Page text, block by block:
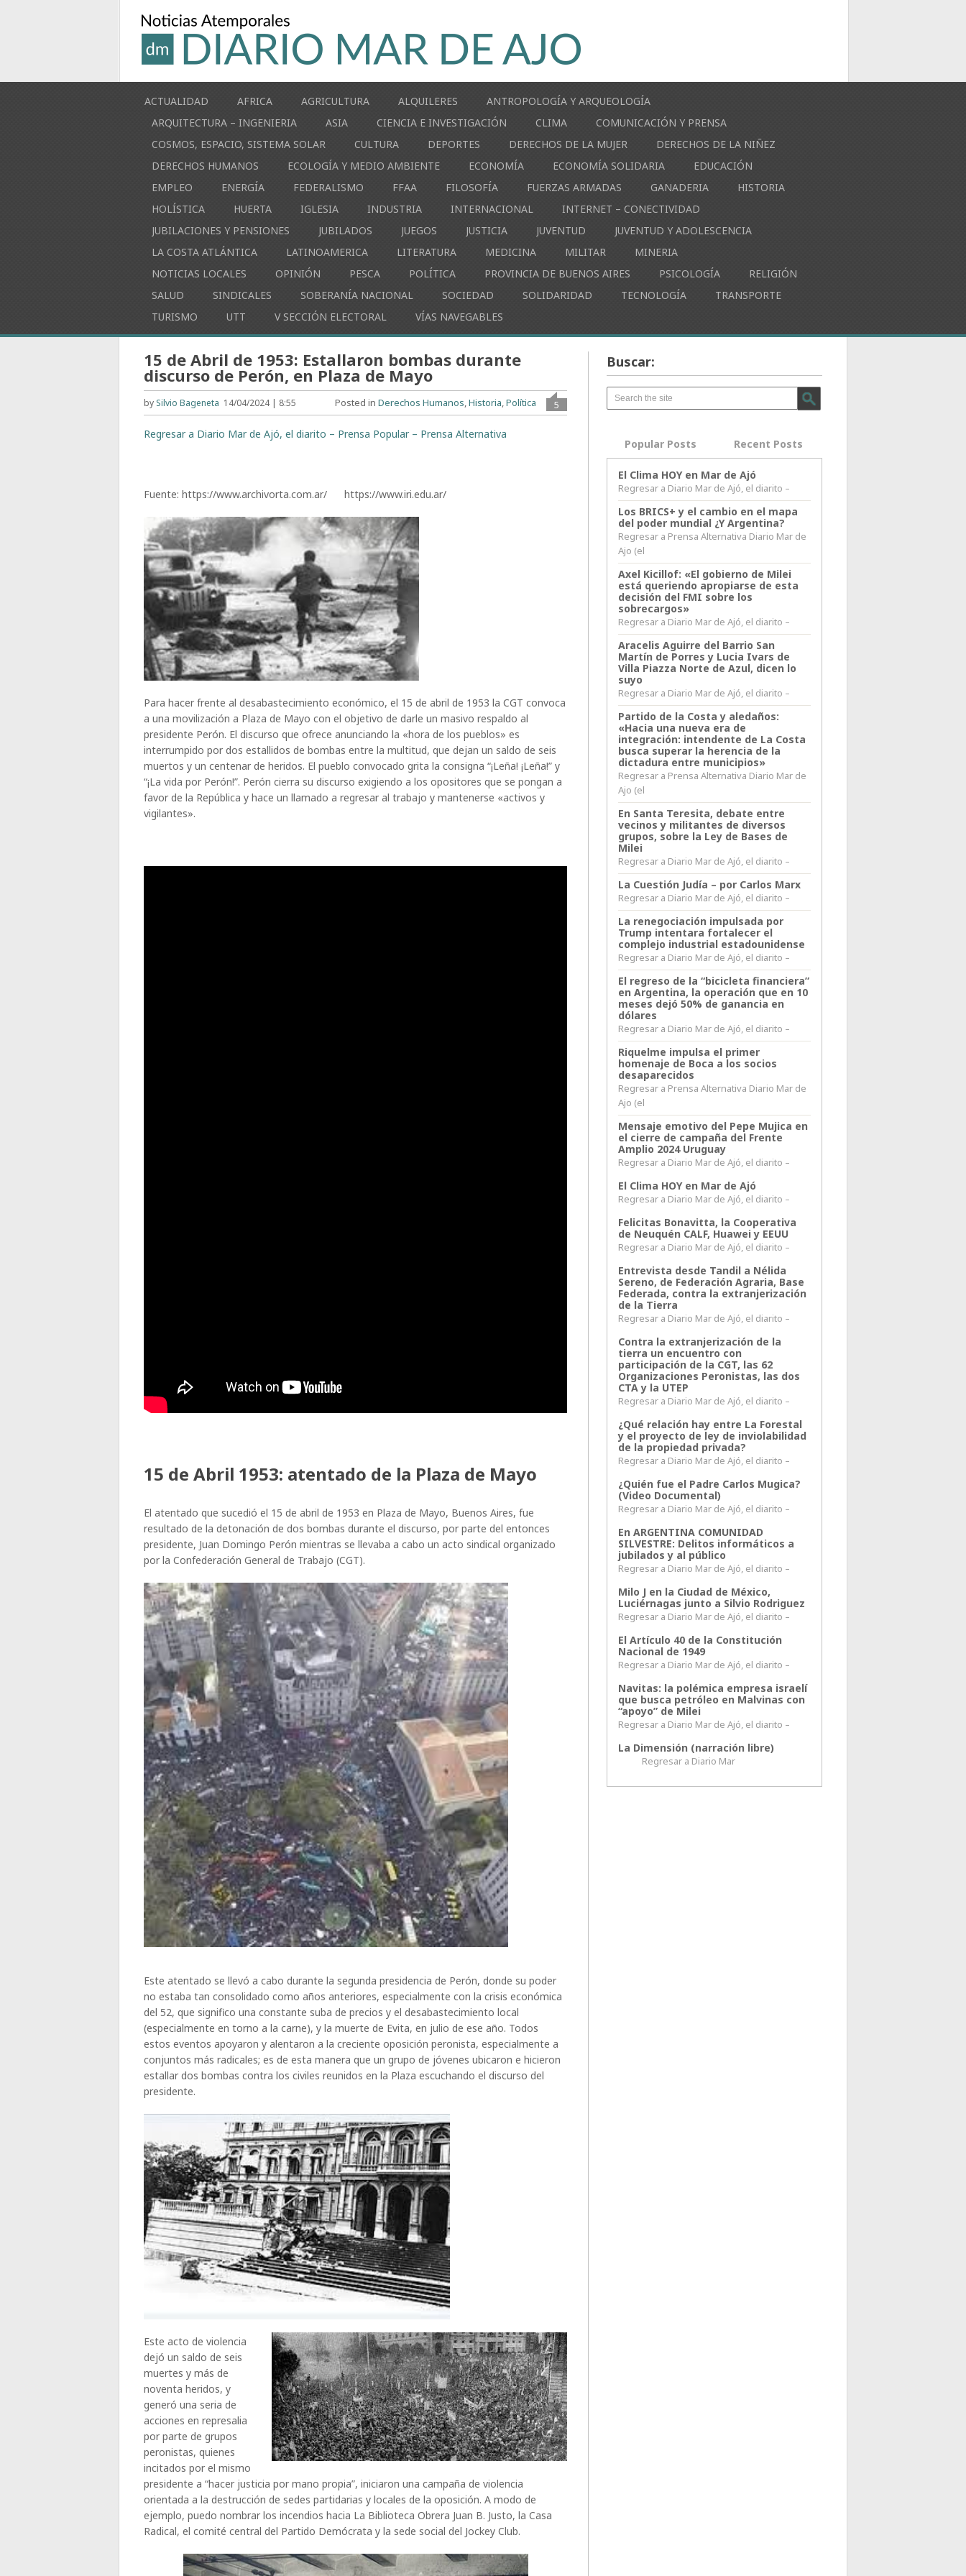
ACTUALIDAD AFRICA AGRICULTURA ALQUILERES
ANTROPOLOGÍA Y ARQUEOLOGÍA
ARQUITECTURA – INGENIERIA
ASIA CIENCIA E INVESTIGACIÓN CLIMA
COMUNICACIÓN Y PRENSA
COSMOS, ESPACIO, SISTEMA SOLAR
CULTURA DEPORTES DERECHOS DE LA MUJER
DERECHOS DE LA NIÑEZ
DERECHOS HUMANOS
ECOLOGÍA Y MEDIO AMBIENTE ECONOMÍA ECONOMÍA SOLIDARIA
EDUCACIÓN
EMPLEO
ENERGÍA FEDERALISMO FFAA FILOSOFÍA FUERZAS ARMADAS GANADERIA
HISTORIA
HOLÍSTICA
HUERTA IGLESIA INDUSTRIA INTERNACIONAL
INTERNET – CONECTIVIDAD
JUBILACIONES Y PENSIONES
JUBILADOS JUEGOS JUSTICIA JUVENTUD
JUVENTUD Y ADOLESCENCIA
LA COSTA ATLÁNTICA
LATINOAMERICA LITERATURA MEDICINA MILITAR
MINERIA
NOTICIAS LOCALES
OPINIÓN PESCA POLÍTICA PROVINCIA DE BUENOS AIRES PSICOLOGÍA
RELIGIÓN
SALUD
SINDICALES SOBERANÍA NACIONAL SOCIEDAD SOLIDARIDAD TECNOLOGÍA
TRANSPORTE
TURISMO
UTT V SECCIÓN ELECTORAL VÍAS NAVEGABLES
15 de Abril de 1953: Estallaron bombas durante
discurso de Perón, en Plaza de Mayo
by Silvio Bageneta 14/04/2024 | 8:55 5
Posted inDerechos Humanos,Historia,Política
Regresar a Diario Mar de Ajó, el diarito – Prensa Popular – Prensa Alternativa
Fuente: https://www.archivorta.com.ar/ https://www.iri.edu.ar/
Para hacer frente al desabastecimiento económico, el 15 de abril de 1953 la CGT convoca
a una movilización a Plaza de Mayo con el objetivo de darle un masivo respaldo al
presidente Perón. El discurso que ofrece anunciando la «hora de los pueblos» es
interrumpido por dos estallidos de bombas entre la multitud, que dejan un saldo de seis
muertos y un centenar de heridos. El pueblo convocado grita la consigna “¡Leña! ¡Leña!” y
“¡La vida por Perón!”. Perón cierra su discurso exigiendo a los opositores que se pongan a
favor de la República y hace un llamado a regresar al trabajo y mantenerse «activos y
vigilantes».
15 de Abril 1953: atentado de la Plaza de Mayo
El atentado que sucedió el 15 de abril de 1953 en Plaza de Mayo, Buenos Aires, fue
resultado de la detonación de dos bombas durante el discurso, por parte del entonces
presidente, Juan Domingo Perón mientras se llevaba a cabo un acto sindical organizado
por la Confederación General de Trabajo (CGT).
Este atentado se llevó a cabo durante la segunda presidencia de Perón, donde su poder
no estaba tan consolidado como años anteriores, especialmente con la crisis económica
del 52, que significo una constante suba de precios y el desabastecimiento local
(especialmente en torno a la carne), y la muerte de Evita, en julio de ese año. Todos
estos eventos apoyaron y alentaron a la creciente oposición peronista, especialmente a
conjuntos más radicales; es de esta manera que un grupo de jóvenes ubicaron e hicieron
estallar dos bombas contra los civiles reunidos en la Plaza escuchando el discurso del
presidente.
Este acto de violencia
dejó un saldo de seis
muertes y más de
noventa heridos, y
generó una seria de
acciones en represalia
por parte de grupos
peronistas, quienes
incitados por el mismo
presidente a “hacer justicia por mano propia”, iniciaron una campaña de violencia
orientada a la destrucción de sedes partidarias y locales de la oposición. A modo de
ejemplo, puedo nombrar los incendios hacia La Biblioteca Obrera Juan B. Justo, la Casa
Radical, el comité central del Partido Demócrata y la sede social del Jockey Club.
Buscar:
Popular Posts Recent Posts
El Clima HOY en Mar de Ajó
Regresar a Diario Mar de Ajó, el diarito –
Los BRICS+ y el cambio en el mapa
del poder mundial ¿Y Argentina?
Regresar a Prensa Alternativa Diario Mar de
Ajo (el
Axel Kicillof: «El gobierno de Milei
está queriendo apropiarse de esta
decisión del FMI sobre los
sobrecargos»
Regresar a Diario Mar de Ajó, el diarito –
Aracelis Aguirre del Barrio San
Martín de Porres y Lucia Ivars de
Villa Piazza Norte de Azul, dicen lo
suyo
Regresar a Diario Mar de Ajó, el diarito –
Partido de la Costa y aledaños:
«Hacia una nueva era de
integración: intendente de La Costa
busca superar la herencia de la
dictadura entre municipios»
Regresar a Prensa Alternativa Diario Mar de
Ajo (el
En Santa Teresita, debate entre
vecinos y militantes de diversos
grupos, sobre la Ley de Bases de
Milei
Regresar a Diario Mar de Ajó, el diarito –
La Cuestión Judía – por Carlos Marx
Regresar a Diario Mar de Ajó, el diarito –
La renegociación impulsada por
Trump intentara fortalecer el
complejo industrial estadounidense
Regresar a Diario Mar de Ajó, el diarito –
El regreso de la “bicicleta financiera”
en Argentina, la operación que en 10
meses dejó 50% de ganancia en
dólares
Regresar a Diario Mar de Ajó, el diarito –
Riquelme impulsa el primer
homenaje de Boca a los socios
desaparecidos
Regresar a Prensa Alternativa Diario Mar de
Ajo (el
Mensaje emotivo del Pepe Mujica en
el cierre de campaña del Frente
Amplio 2024 Uruguay
Regresar a Diario Mar de Ajó, el diarito –
El Clima HOY en Mar de Ajó
Regresar a Diario Mar de Ajó, el diarito –
Felicitas Bonavitta, la Cooperativa
de Neuquén CALF, Huawei y EEUU
Regresar a Diario Mar de Ajó, el diarito –
Entrevista desde Tandil a Nélida
Sereno, de Federación Agraria, Base
Federada, contra la extranjerización
de la Tierra
Regresar a Diario Mar de Ajó, el diarito –
Contra la extranjerización de la
tierra un encuentro con
participación de la CGT, las 62
Organizaciones Peronistas, las dos
CTA y la UTEP
Regresar a Diario Mar de Ajó, el diarito –
¿Qué relación hay entre La Forestal
y el proyecto de ley de inviolabilidad
de la propiedad privada?
Regresar a Diario Mar de Ajó, el diarito –
¿Quién fue el Padre Carlos Mugica?
(Video Documental)
Regresar a Diario Mar de Ajó, el diarito –
En ARGENTINA COMUNIDAD
SILVESTRE: Delitos informáticos a
jubilados y al público
Regresar a Diario Mar de Ajó, el diarito –
Milo J en la Ciudad de México,
Luciérnagas junto a Silvio Rodriguez
Regresar a Diario Mar de Ajó, el diarito –
El Artículo 40 de la Constitución
Nacional de 1949
Regresar a Diario Mar de Ajó, el diarito –
Navitas: la polémica empresa israelí
que busca petróleo en Malvinas con
“apoyo” de Milei
Regresar a Diario Mar de Ajó, el diarito –
La Dimensión (narración libre)
Regresar a Diario Mar